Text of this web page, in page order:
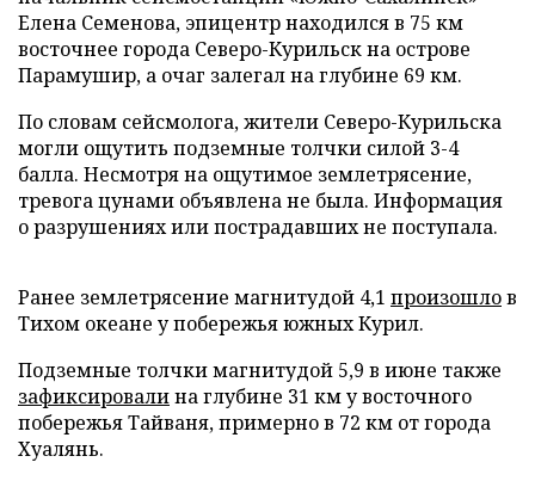
Елена Семенова, эпицентр находился в 75 км
восточнее города Северо-Курильск на острове
Парамушир, а очаг залегал на глубине 69 км.
По словам сейсмолога, жители Северо-Курильска
могли ощутить подземные толчки силой 3-4
балла. Несмотря на ощутимое землетрясение,
тревога цунами объявлена не была. Информация
о разрушениях или пострадавших не поступала.
Ранее землетрясение магнитудой 4,1 произошлов
Тихом океане у побережья южных Курил.
Подземные толчки магнитудой 5,9 в июне также
зафиксировалина глубине 31 км у восточного
побережья Тайваня, примерно в 72 км от города
Хуалянь.